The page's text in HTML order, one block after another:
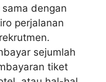
dengan
perjalanan
sejumlah
tiket